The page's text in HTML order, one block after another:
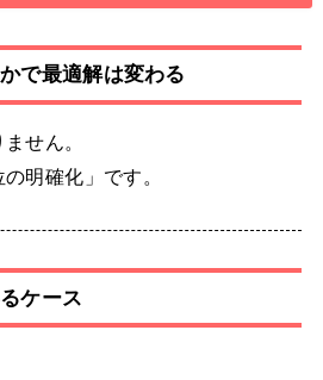
で最適解は変わる
せん。
明確化」です。
ケース